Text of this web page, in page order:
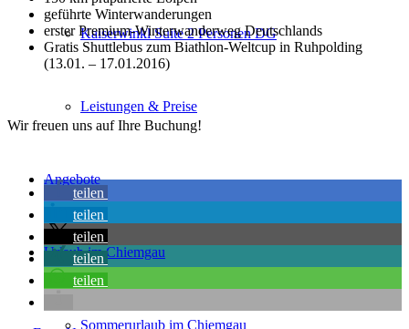
Kaiserwinkl Suite 2 Personen DG
Leistungen & Preise
Angebote
Urlaub im Chiemgau
Sommerurlaub im Chiemgau
geführte Winterwanderungen
erster Premium-Winterwanderweg Deutschlands
Gratis Shuttlebus zum Biathlon-Weltcup in Ruhpolding
(13.01. – 17.01.2016)
Wir freuen uns auf Ihre Buchung!
teilen
teilen
teilen
teilen
teilen